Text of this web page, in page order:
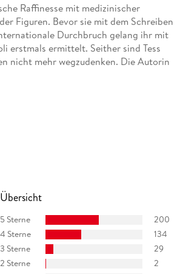
Raffinesse mit medizinischer
Figuren. Bevor sie mit dem Schreiben
Durchbruch gelang ihr mit
erstmals ermittelt. Seither sind Tess
nicht mehr wegzudenken. Die Autorin
Übersicht
5 Sterne
200
4 Sterne
134
3 Sterne
29
2 Sterne
2